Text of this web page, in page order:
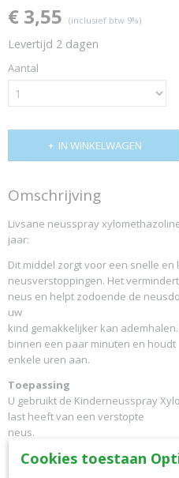
€ 3,55 (inclusief btw 9%)
Levertijd 2 dagen
Aantal
IN WINKELWAGEN
Omschrijving
Livsane neusspray
jaar:
Dit middel zorgt voor een snelle
neusverstoppingen. Het
neus en helpt zodoende de
uw
kind gemakkelijker kan
binnen een paar minuten en houdt
enkele uren aan.
Toepassing
U gebruikt de Kinderneusspray
last heeft van een verstopte
neus.
Niet gebruiken bij
- Als u weet dat uw kind allergisch
Cookies toestaan